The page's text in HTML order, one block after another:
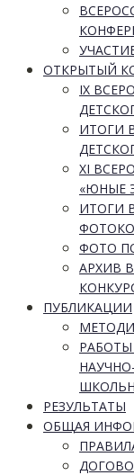
ОТКРЫТЫЙ
IX
ИТОГИ
XI
«ЮНЫЕ
ИТОГИ
ФОТО
АРХИВ
ПУБЛИКАЦИИ
РЕЗУЛЬТАТЫ
ОБЩАЯ